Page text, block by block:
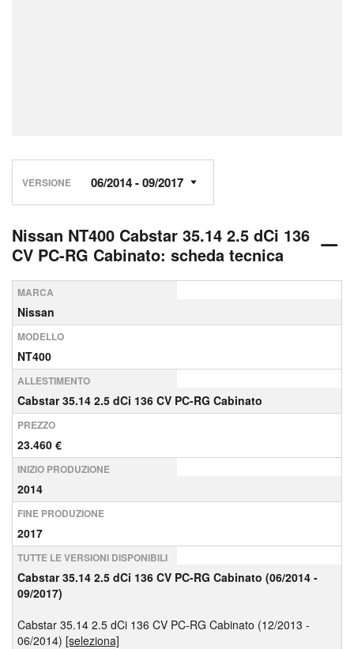
VERSIONE
Nissan NT400 Cabstar 35.14 2.5 dCi 136
CV PC-RG Cabinato: scheda tecnica
MARCA
Nissan
MODELLO
NT400
ALLESTIMENTO
Cabstar 35.14 2.5 dCi 136 CV PC-RG Cabinato
PREZZO
23.460 €
INIZIO PRODUZIONE
2014
FINE PRODUZIONE
2017
TUTTE LE VERSIONI DISPONIBILI
Cabstar 35.14 2.5 dCi 136 CV PC-RG Cabinato (06/2014 -
09/2017)
Cabstar 35.14 2.5 dCi 136 CV PC-RG Cabinato (12/2013 -
06/2014) [seleziona]